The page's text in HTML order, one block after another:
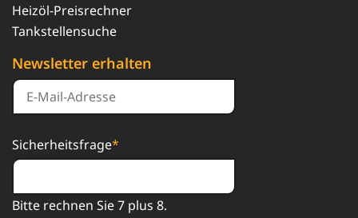
Heizöl-Preisrechner
Tankstellensuche
Newsletter erhalten
Sicherheitsfrage*
Bitte rechnen Sie 7 plus 8.